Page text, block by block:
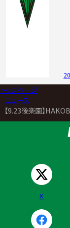
トップページ
ニュース
【9.23後楽園】
X